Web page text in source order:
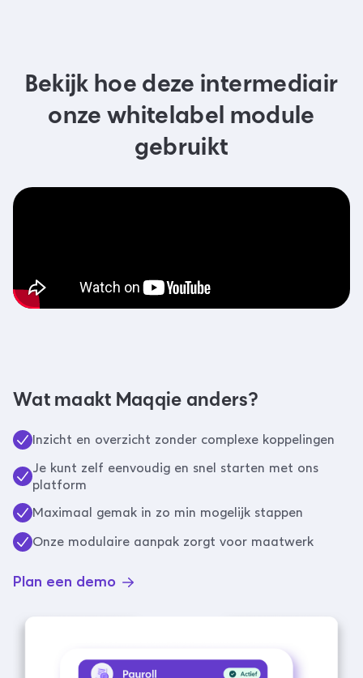
Bekijk hoe deze intermediair
onze whitelabel module
gebruikt
Wat maakt Maqqie anders?
Inzicht en overzicht zonder complexe koppelingen
Je kunt zelf eenvoudig en snel starten met ons
platform
Maximaal gemak in zo min mogelijk stappen
Onze modulaire aanpak zorgt voor maatwerk
Plan een demo